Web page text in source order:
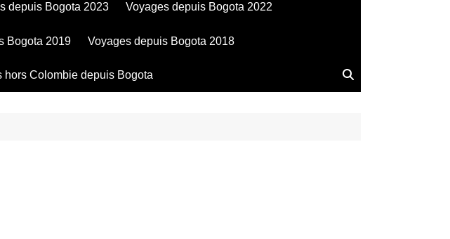
depuis Bogota 2023 Voyages depuis Bogota 2022
Bogota 2019 Voyages depuis Bogota 2018
hors Colombie depuis Bogota